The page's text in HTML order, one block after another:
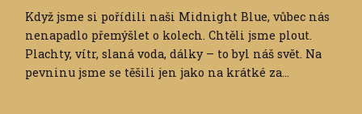
Když jsme si pořídili naši Midnight Blue, vůbec nás
nenapadlo přemýšlet o kolech. Chtěli jsme plout.
Plachty, vítr, slaná voda, dálky – to byl náš svět. Na
pevninu jsme se těšili jen jako na krátké za...